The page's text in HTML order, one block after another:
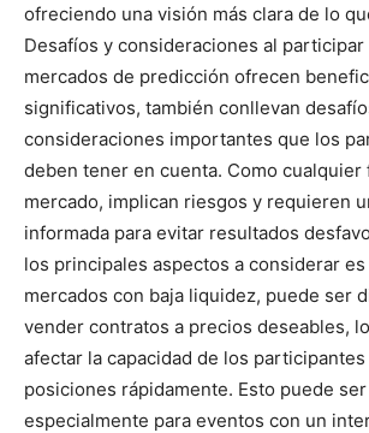
ofreciendo una visión más clara de lo
Desafíos y consideraciones al participar
mercados de predicción ofrecen
significativos, también conllevan
consideraciones importantes que los
deben tener en cuenta. Como cualquier
mercado, implican riesgos y requieren
informada para evitar resultados
los principales aspectos a considerar
mercados con baja liquidez, puede ser
vender contratos a precios deseables,
afectar la capacidad de los
posiciones rápidamente. Esto puede
especialmente para eventos con un